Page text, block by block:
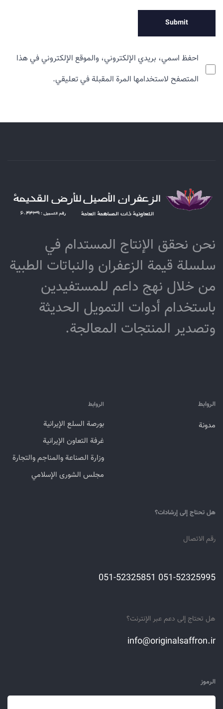
احفظ اسمي، بريدي الإلكتروني، والموقع الإلكتروني في هذا
المتصفح لاستخدامها المرة المقبلة في تعليقي.
نحن نحقق الإنتاج المستدام في
سلسلة قيمة الزعفران والنباتات الطبية
من خلال نهج داعم للمستفيدين
باستخدام أدوات التمويل الحديثة
وتصدير المنتجات المعالجة.
الروابط
مدونة
الروابط
بورصة السلع الإيرانية
غرفة التعاون الإيرانية
وزارة الصناعة والمناجم والتجارة
مجلس الشورى الإسلامي
هل تحتاج إلى إرشادات؟
رقم الاتصال
051-52325995 051-52325851
هل تحتاج إلى دعم عبر الإنترنت؟
info@originalsaffron.ir
الرموز